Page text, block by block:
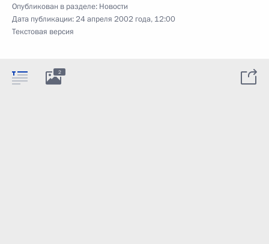
Опубликован в разделе: Новости
Дата публикации:24 апреля 2002 года, 12:00
Текстовая версия
2